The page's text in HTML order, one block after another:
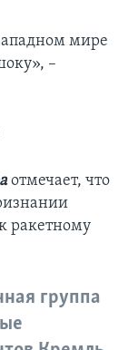
мире
–
отмечает, что
ракетному
группа